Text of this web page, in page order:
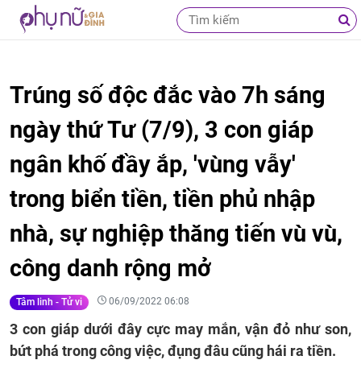
Trúng số độc đắc vào 7h sáng
ngày thứ Tư (7/9), 3 con giáp
ngân khố đầy ắp, 'vùng vẫy'
trong biển tiền, tiền phủ nhập
nhà, sự nghiệp thăng tiến vù vù,
công danh rộng mở
Tâm linh - Tử vi 06/09/2022 06:08
3 con giáp dưới đây cực may mắn, vận đỏ như son,
bứt phá trong công việc, đụng đâu cũng hái ra tiền.